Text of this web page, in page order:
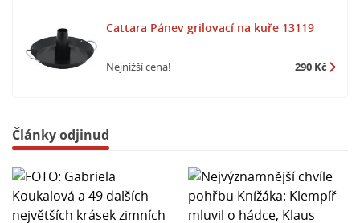
Cattara Pánev grilovací na kuře 13119
Nejnižší cena! 290 Kč
Články odjinud